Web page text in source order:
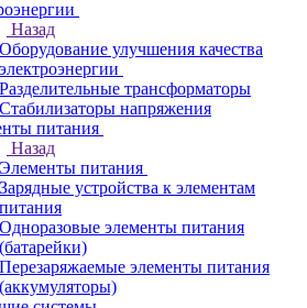
Назад
Оборудование улучшения качества
электроэнергии
Разделительные трансформаторы
Стабилизаторы напряжения
питания
Назад
Элементы питания
Зарядные устройства к элементам
питания
Одноразовые элементы питания
(батарейки)
Перезаряжаемые элементы питания
(аккумуляторы)